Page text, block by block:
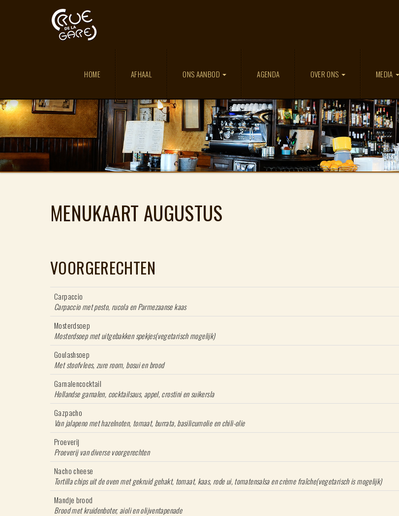
HOME AFHAAL ONS AANBOD AGENDA OVER ONS MEDIA
MENUKAART AUGUSTUS
VOORGERECHTEN
Carpaccio
Carpaccio met pesto, rucola en Parmezaanse kaas
Mosterdsoep
Mosterdsoep met uitgebakken spekjes(vegetarisch mogelijk)
Goulashsoep
Met stoofvlees, zure room, bosui en brood
Garnalencocktail
Hollandse garnalen, cocktailsaus, appel, crostini en suikersla
Gazpacho
Van jalapeno met hazelnoten, tomaat, burrata, basilicumolie en chili-olie
Proeverij
Proeverij van diverse voorgerechten
Nacho cheese
Tortilla chips uit de oven met gekruid gehakt, tomaat, kaas, rode ui, tomatensalsa en crème fraîche(vegetarisch is mogelijk)
Mandje brood
Brood met kruidenboter, aioli en olijventapenade